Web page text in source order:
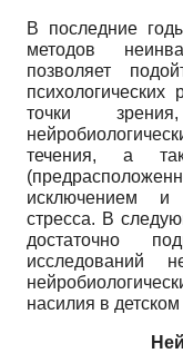
В последние
методов
позволяет
психологических
точки
течения, а
исключением и
стресса. В
достаточно
исследований
насилия в детском